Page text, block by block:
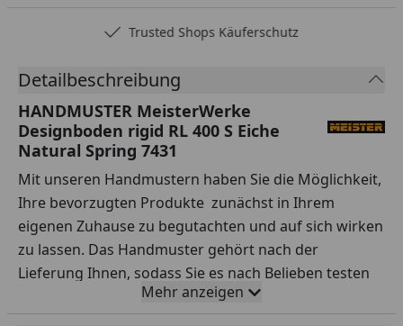
Trusted Shops Käuferschutz
Detailbeschreibung
HANDMUSTER MeisterWerke
Designboden rigid RL 400 S Eiche
Natural Spring 7431
Mit unseren Handmustern haben Sie die Möglichkeit,
Ihre bevorzugten Produkte zunächst in Ihrem
eigenen Zuhause zu begutachten und auf sich wirken
zu lassen. Das Handmuster gehört nach der
Lieferung Ihnen, sodass Sie es nach Belieben testen
Mehr anzeigen